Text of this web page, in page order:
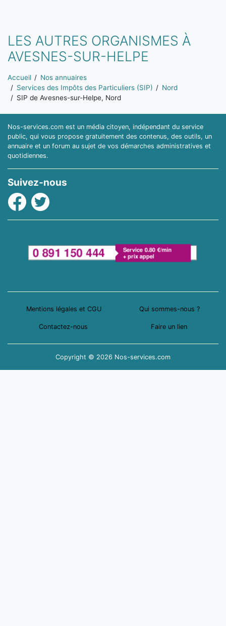
LES AUTRES ORGANISMES À
AVESNES-SUR-HELPE
Vous êtes ici:
Accueil
Nos annuaires
Services des Impôts des Particuliers (SIP)
Nord
SIP de Avesnes-sur-Helpe, Nord
Nos-services.com est un média citoyen, indépendant du service
public, qui vous propose gratuitement des contenus, des outils, un
annuaire et un forum au sujet de vos démarches administratives et
quotidiennes.
Suivez-nous
Facebook
Twitter
Mentions légales et CGU Qui sommes-nous ?
Contactez-nous Faire un lien
Copyright © 2026 Nos-services.com